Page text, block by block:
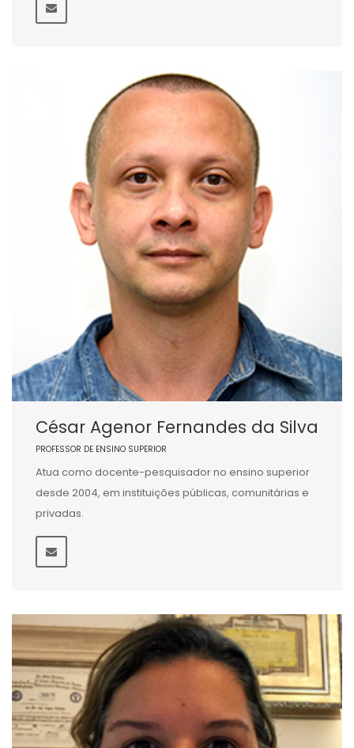
César Agenor Fernandes da Silva
PROFESSOR DE ENSINO SUPERIOR
Atua como docente-pesquisador no ensino superior
desde 2004, em instituições públicas, comunitárias e
privadas.